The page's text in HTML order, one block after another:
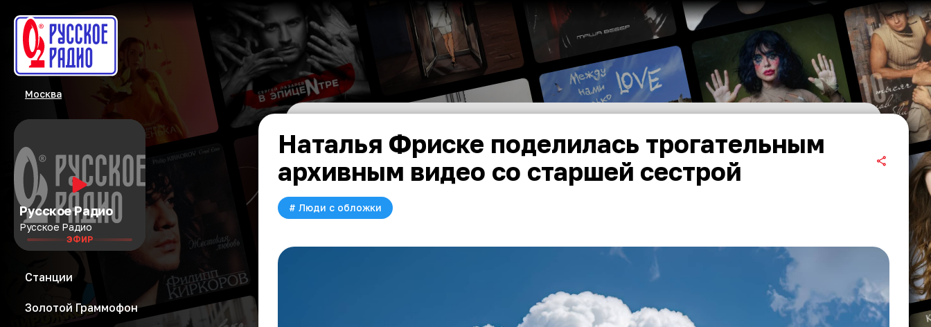
Москва
Русское Радио
Русское Радио
ЭФИР
Станции
Золотой Граммофон
Наталья Фриске поделилась трогательным
архивным видео со старшей сестрой
# Люди с обложки